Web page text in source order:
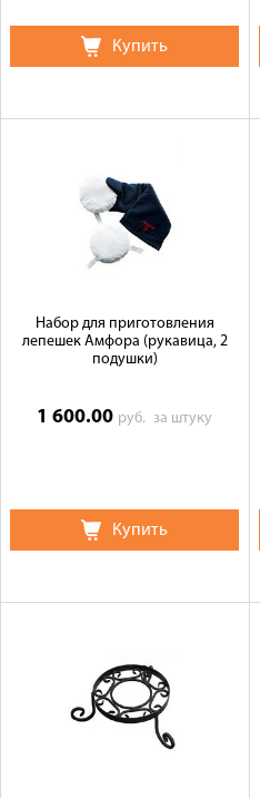
Купить
Набор для приготовления
лепешек Амфора (рукавица, 2
подушки)
1 600.00 руб.за штуку
Купить